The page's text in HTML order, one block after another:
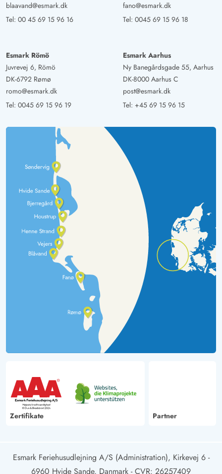
blaavand@esmark.dk
Tel: 00 45 69 15 96 16
fano@esmark.dk
Tel: 0045 69 15 96 18
Esmark Römö
Juvrevej 6, Römö
DK-6792 Rømø
romo@esmark.dk
Tel: 0045 69 15 96 19
Esmark Aarhus
Ny Banegårdsgade 55, Aarhus
DK-8000 Aarhus C
post@esmark.dk
Tel: +45 69 15 96 15
Zertifikate Partner
Esmark Feriehusudlejning A/S (Administration), Kirkevej 6 -
6960 Hvide Sande, Danmark - CVR: 26257409